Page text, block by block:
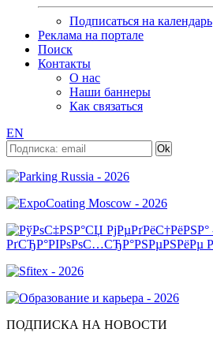
Подписаться на календарь
Реклама на портале
Поиск
Контакты
О нас
Наши баннеры
Как связаться
EN
ПОДПИСКА НА НОВОСТИ